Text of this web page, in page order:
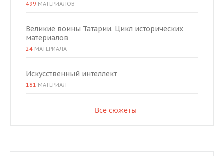
499 МАТЕРИАЛОВ
Великие воины Татарии. Цикл исторических
материалов
24 МАТЕРИАЛА
Искусственный интеллект
181 МАТЕРИАЛ
Все сюжеты